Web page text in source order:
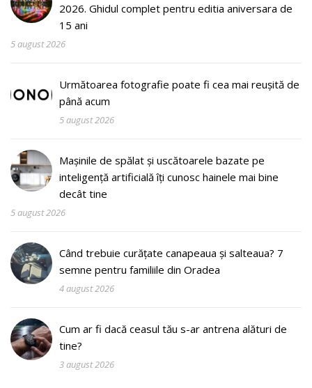
2026. Ghidul complet pentru editia aniversara de
15 ani
5 august 2026
Următoarea fotografie poate fi cea mai reușită de
până acum
5 august 2026
Mașinile de spălat și uscătoarele bazate pe
inteligență artificială îți cunosc hainele mai bine
decât tine
5 august 2026
Când trebuie curățate canapeaua și salteaua? 7
semne pentru familiile din Oradea
4 august 2026
Cum ar fi dacă ceasul tău s-ar antrena alături de
tine?
3 august 2026